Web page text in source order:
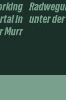
in
Murr
unter